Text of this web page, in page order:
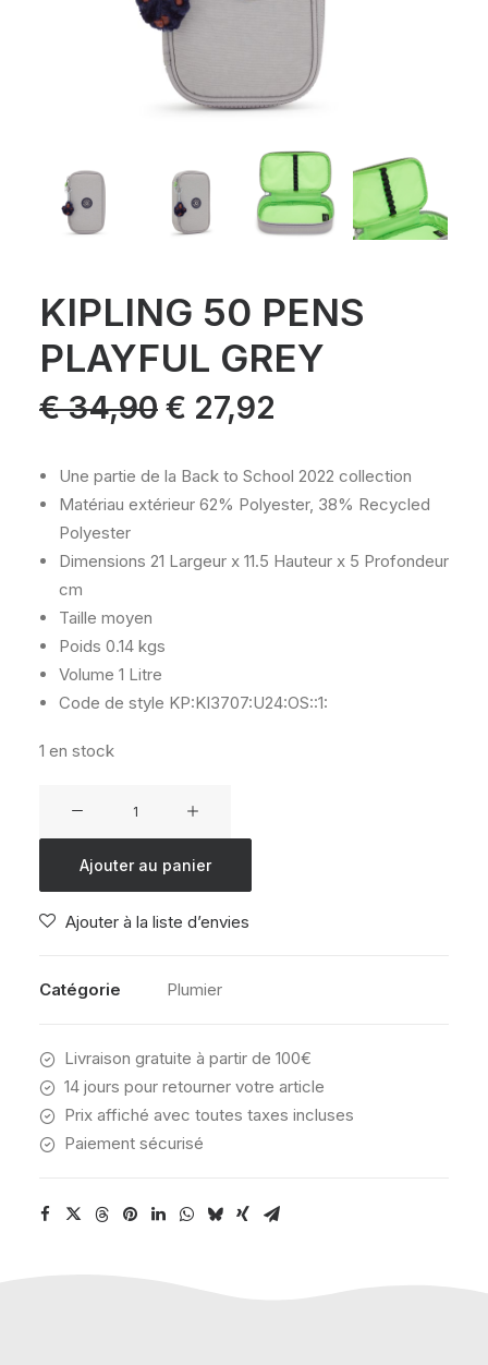
KIPLING 50 PENS
PLAYFUL GREY
€34,90 Le
prix
initial
€ 34,90.
€ 27,92
€ 27,92.
Une partie de la Back to School 2022 collection
Matériau extérieur 62% Polyester, 38% Recycled
Polyester
Dimensions 21 Largeur x 11.5 Hauteur x 5 Profondeur
cm
Taille moyen
Poids 0.14 kgs
Volume 1 Litre
Code de style KP:KI3707:U24:OS::1:
1 en stock
PLAYFUL
Ajouter au panier
Ajouter à la liste d’envies
Catégorie Plumier
Livraison gratuite à partir de 100€
14 jours pour retourner votre article
Prix affiché avec toutes taxes incluses
Paiement sécurisé